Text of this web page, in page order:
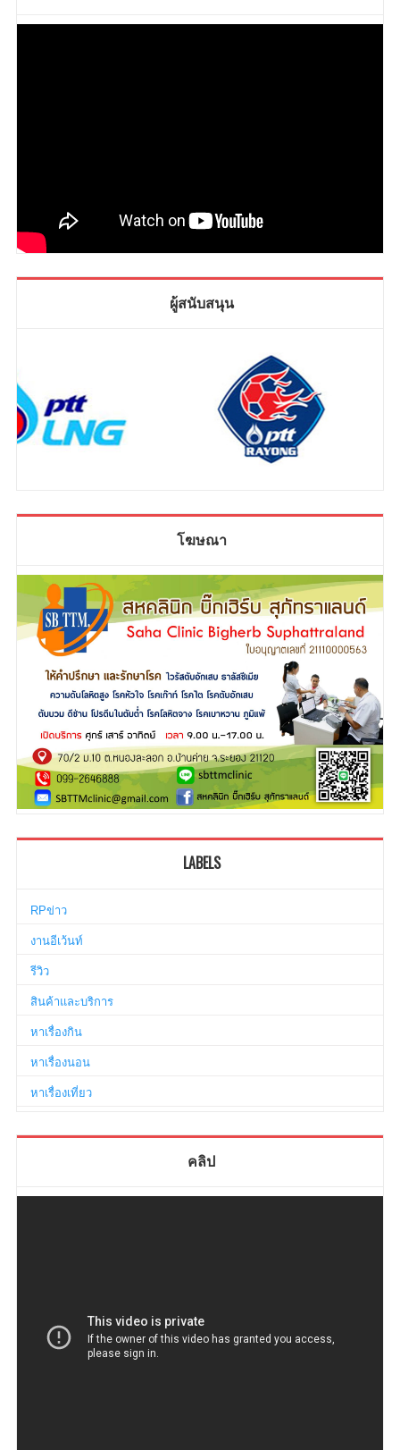
ผู้สนับสนุน
โฆษณา
LABELS
RPข่าว
งานอีเว้นท์
รีวิว
สินค้าและบริการ
หาเรื่องกิน
หาเรื่องนอน
หาเรื่องเที่ยว
คลิป